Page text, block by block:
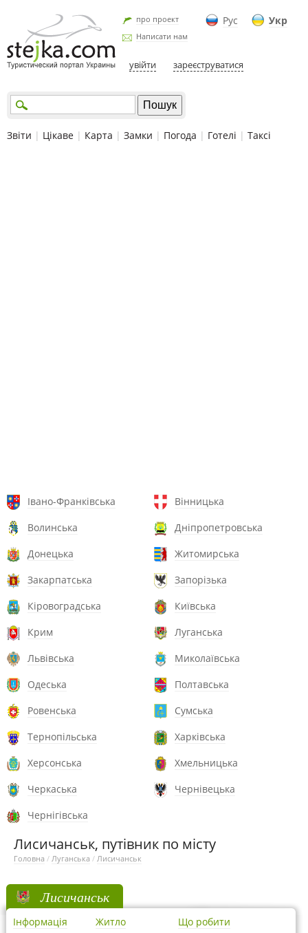
Рус Укр
про проект
Написати нам
увійти зареєструватися
Звіти | Цікаве | Карта | Замки | Погода | Готелі | Таксі
Івано-Франківська
Вінницька
Волинська
Дніпропетровська
Донецька
Житомирська
Закарпатська
Запорізька
Кіровоградська
Київська
Крим
Луганська
Львівська
Миколаївська
Одеська
Полтавська
Ровенська
Сумська
Тернопільська
Харківська
Херсонська
Хмельницька
Черкаська
Чернівецька
Чернігівська
Лисичанськ, путівник по місту
Головна / Луганська / Лисичанськ
Лисичанськ
Інформація Житло Що робити